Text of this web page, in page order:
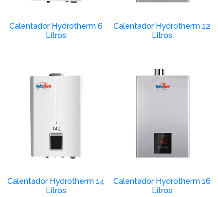
Calentador Hydrotherm 6
Litros
Calentador Hydrotherm 12
Litros
Calentador Hydrotherm 14
Litros
Calentador Hydrotherm 16
Litros